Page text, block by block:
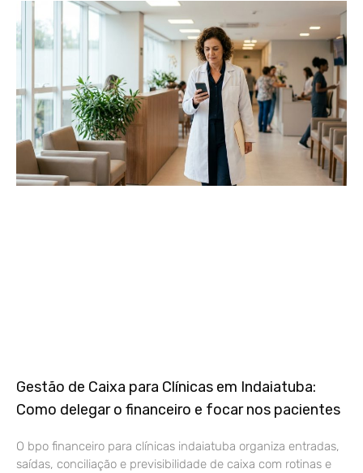
Gestão de Caixa para Clínicas em Indaiatuba:
Como delegar o financeiro e focar nos pacientes
O bpo financeiro para clínicas indaiatuba organiza entradas,
saídas, conciliação e previsibilidade de caixa com rotinas e